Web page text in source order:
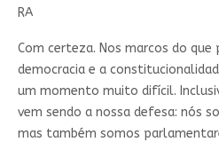
RA
Com certeza. Nos marcos do que
democracia e a
um momento muito difícil.
vem sendo a nossa defesa: nós
mas também somos